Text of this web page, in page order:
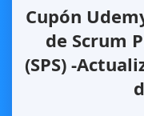
Cupón
de Scrum
(SPS) -